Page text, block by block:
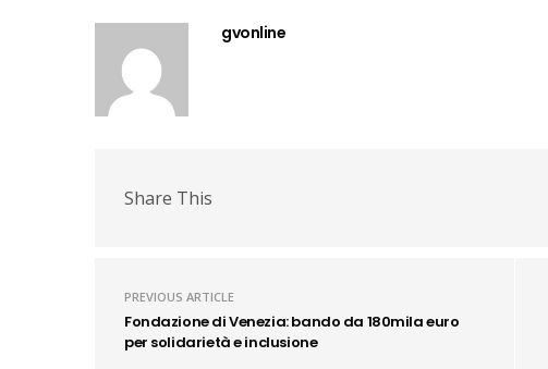
gvonline
Share This
PREVIOUS ARTICLE
Fondazione di Venezia: bando da 180mila euro
per solidarietà e inclusione